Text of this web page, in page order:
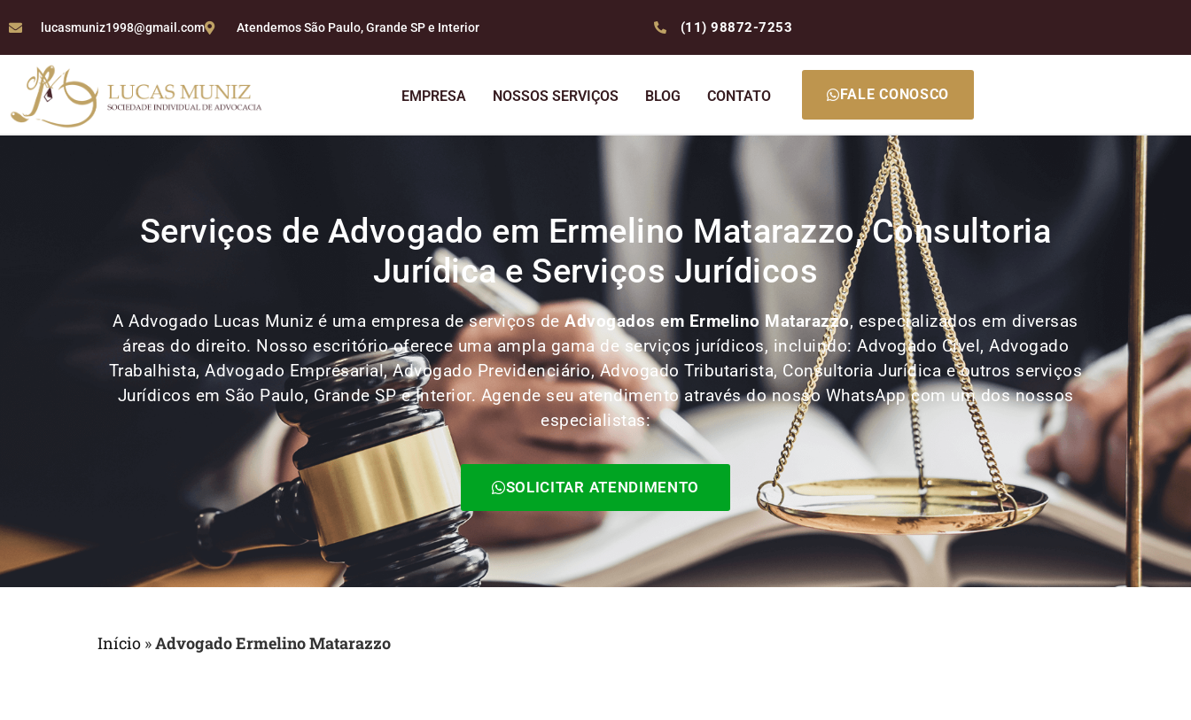
lucasmuniz1998@gmail.com Atendemos São Paulo, Grande SP e Interior (11) 98872-7253
EMPRESA NOSSOS SERVIÇOS BLOG CONTATO FALE CONOSCO
Serviços de Advogado em Ermelino Matarazzo, Consultoria
Jurídica e Serviços Jurídicos
A Advogado Lucas Muniz é uma empresa de serviços deAdvogadosem Ermelino Matarazzo, especializados em diversas
áreas do direito. Nosso escritório oferece uma ampla gama de serviços jurídicos, incluindo: Advogado Cível, Advogado
Trabalhista, Advogado Empresarial, Advogado Previdenciário, Advogado Tributarista, Consultoria Jurídica e outros serviços
Jurídicos em São Paulo, Grande SP e Interior. Agende seu atendimento através do nosso WhatsApp com um dos nossos
especialistas:
SOLICITAR ATENDIMENTO
Início »Advogado Ermelino Matarazzo